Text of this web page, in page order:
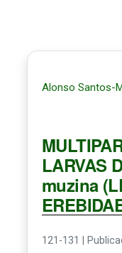
Alonso Santos-
LARVAS
muzina
121-131